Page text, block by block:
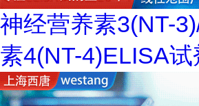
神经营养素3(NT-
素4(NT-4)ELISA试